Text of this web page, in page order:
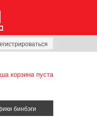
корзина пуста
бинбэги